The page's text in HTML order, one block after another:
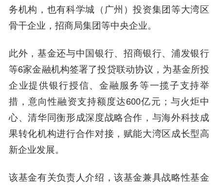
务机构，也有科学城（广州）投资集团等大湾区
骨干企业， 招商局集团等中央企业。
此外，基金还与中国银行、 招商银行、浦发银行
等6家金融机构签署了投贷联动协议，为基金所投
企业提供银行授信、金融服务等一揽子支持举
措，意向性融资支持额度达600亿元；与火炬中
心、清华同衡形成深度战略合作，与海外科技成
果转化机构进行合作对接，赋能大湾区成长型高
新企业发展。
该基金有关负责人介绍，该基金兼具战略性基金